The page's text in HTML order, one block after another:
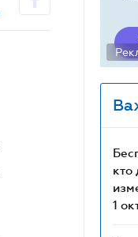
кто
1